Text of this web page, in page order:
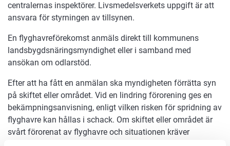
centralernas inspektörer. Livsmedelsverkets uppgift är att
ansvara för styrningen av tillsynen.
En flyghavreförekomst anmäls direkt till kommunens
landsbygdsnäringsmyndighet eller i samband med
ansökan om odlarstöd.
Efter att ha fått en anmälan ska myndigheten förrätta syn
på skiftet eller området. Vid en lindring förorening ges en
bekämpningsanvisning, enligt vilken risken för spridning av
flyghavre kan hållas i schack. Om skiftet eller området är
svårt förorenat av flyghavre och situationen kräver